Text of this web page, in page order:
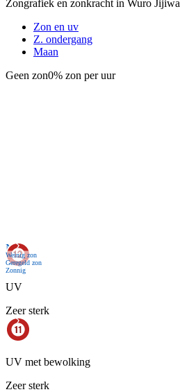
Zongrafiek en zonkracht in Wuro Jijiwa
Zon en uv
Z. ondergang
Maan
Geen zon0% zon per uur
Nu
Weinig zon
Geregeld zon
Zonnig
UV
Zeer sterk
UV met bewolking
Zeer sterk